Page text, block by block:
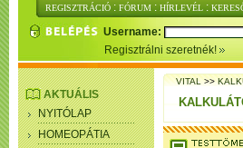
REGISZTRÁCIÓ : FÓRUM : HÍRLEVÉL :
Username:
Regisztrálni szeretnék!
AKTUÁLIS
NYITÓLAP
HOMEOPÁTIA
VITAL>>